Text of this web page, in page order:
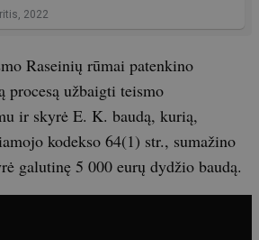
2022
Raseinių rūmai patenkino
procesą užbaigti teismo
ir skyrė E. K. baudą, kurią,
kodekso 64(1) str., sumažino
galutinę 5 000 eurų dydžio baudą.